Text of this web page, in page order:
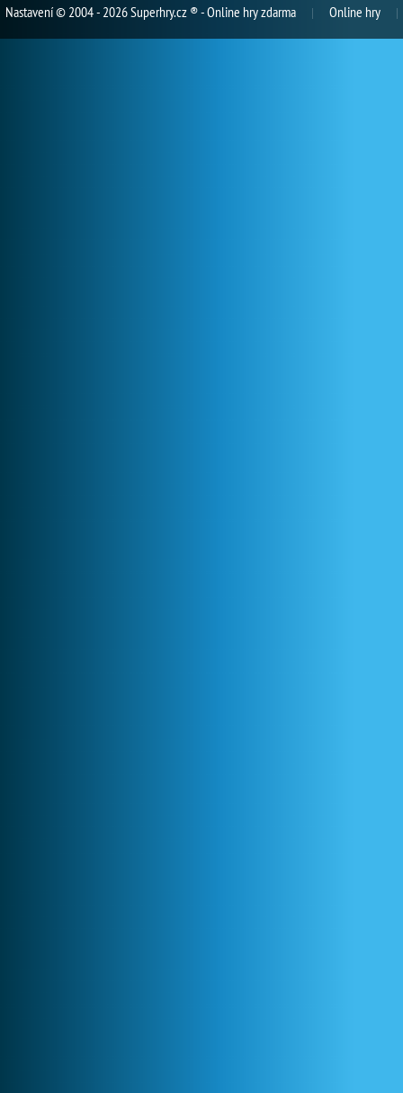
Nastavení© 2004 - 2026 Superhry.cz ® - Online hry zdarma Online hry